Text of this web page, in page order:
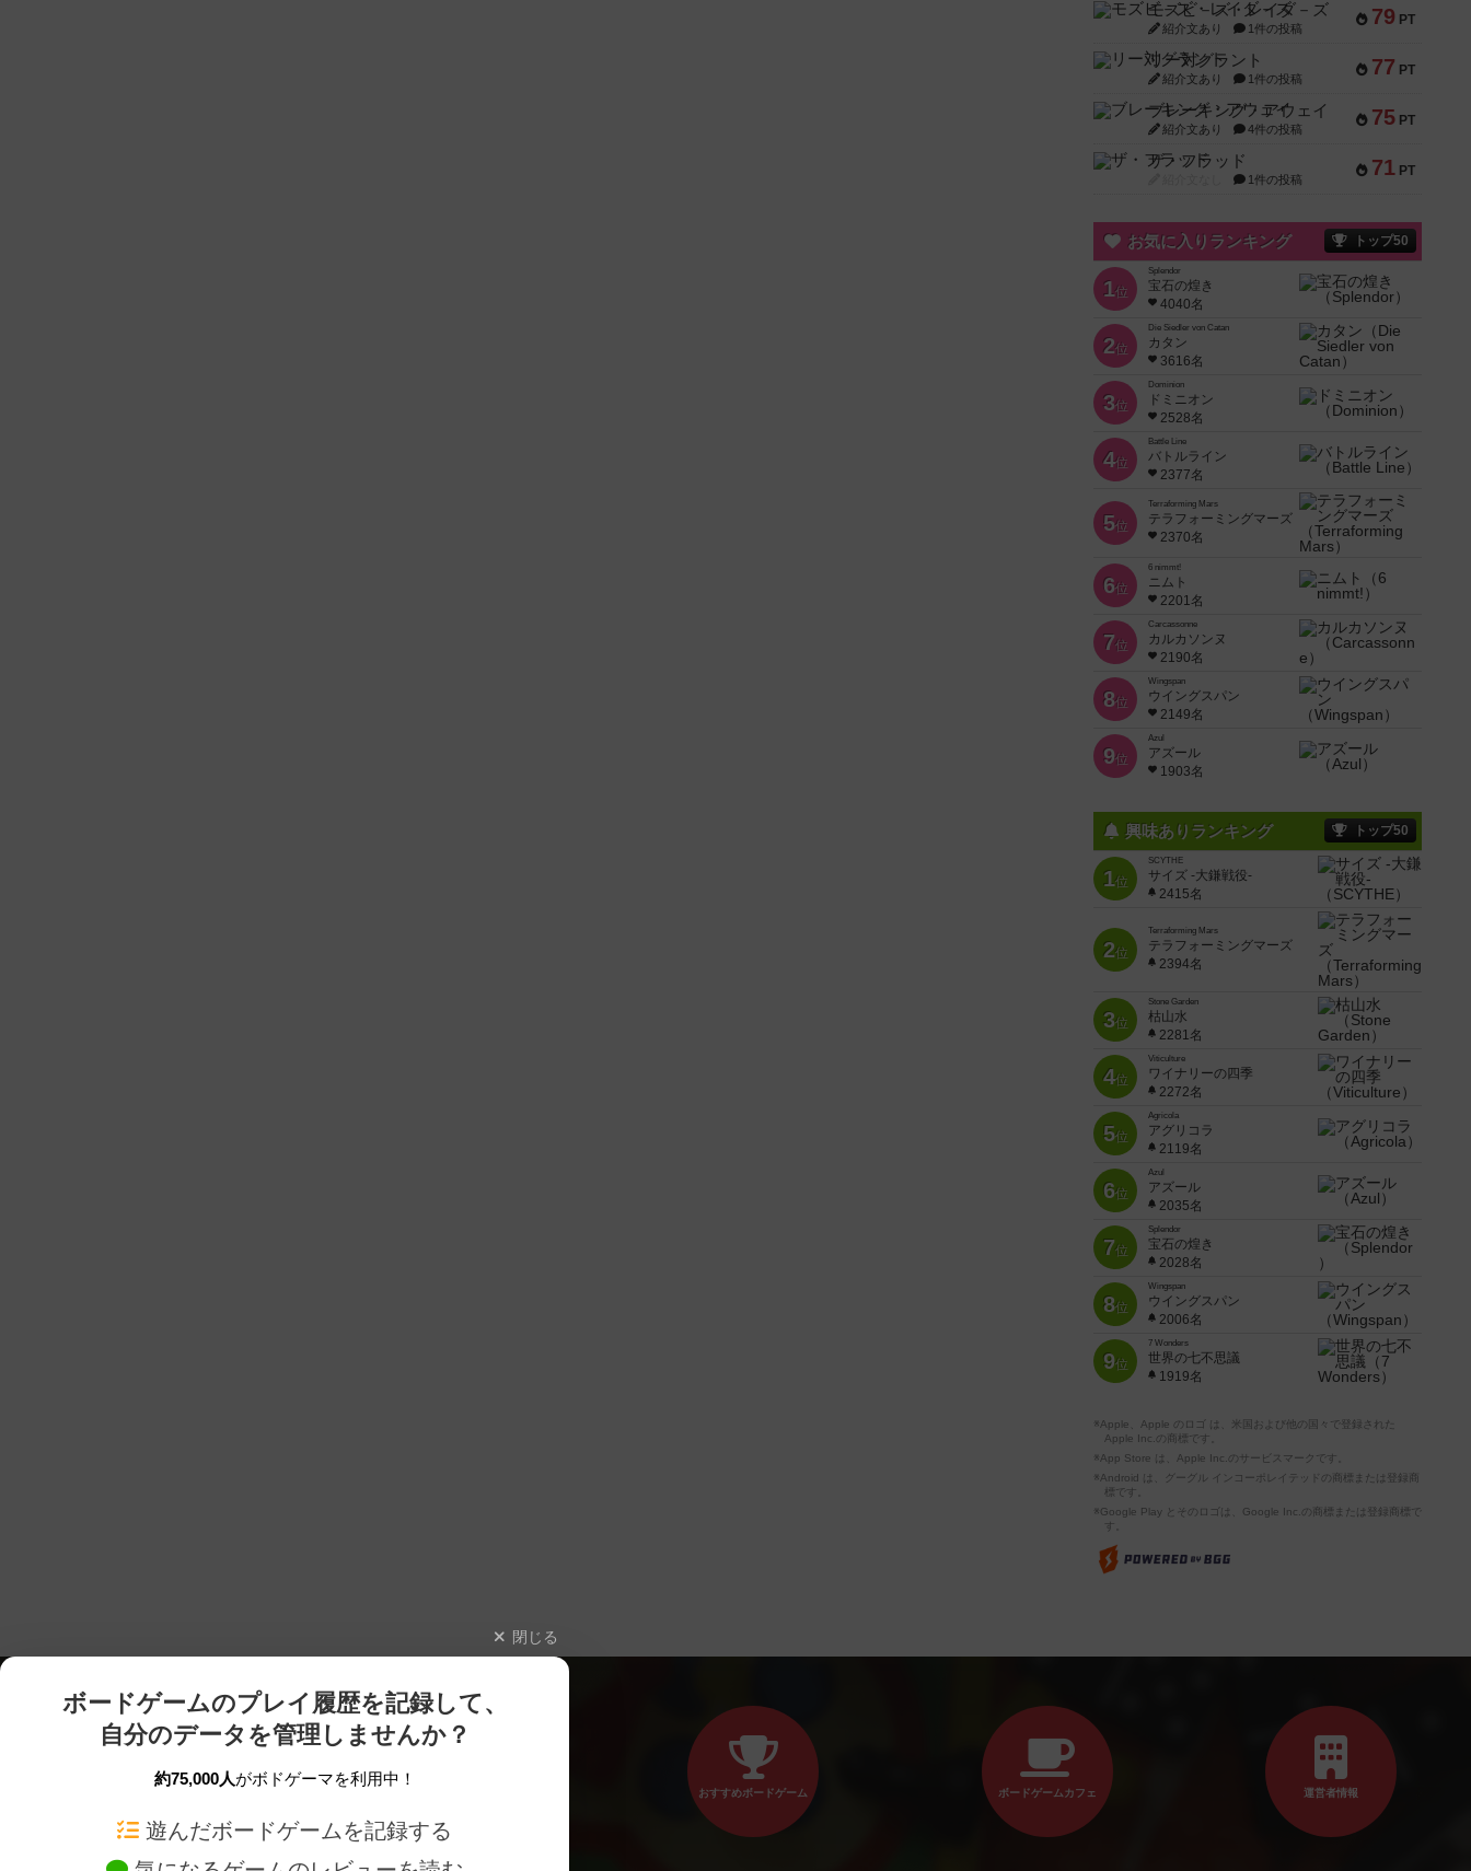
79 PT
モズビ－ズ・レイダ－ズ
紹介文あり 1件の投稿
77 PT
リー対グラント
紹介文あり 1件の投稿
75 PT
ブレーキング・アウェイ
紹介文あり 4件の投稿
71 PT
ザ・フラッド
1件の投稿
お気に入りランキング トップ50
1位
Splendor
宝石の煌き
4040名
2位
Die Siedler von Catan
カタン
3616名
3位
Dominion
ドミニオン
2528名
4位
Battle Line
バトルライン
2377名
5位
Terraforming Mars
テラフォーミングマーズ
2370名
6位
6 nimmt!
ニムト
2201名
7位
Carcassonne
カルカソンヌ
2190名
8位
Wingspan
ウイングスパン
2149名
9位
Azul
アズール
1903名
興味ありランキング トップ50
1位
SCYTHE
サイズ -大鎌戦役-
2415名
2位
Terraforming Mars
テラフォーミングマーズ
2394名
3位
Stone Garden
枯山水
2281名
4位
Viticulture
ワイナリーの四季
2272名
5位
Agricola
アグリコラ
2119名
6位
Azul
アズール
2035名
7位
Splendor
宝石の煌き
2028名
8位
Wingspan
ウイングスパン
2006名
9位
7 Wonders
世界の七不思議
1919名
※Apple、Apple のロゴ は、米国および他の国々で登録された
Apple Inc.の商標です。
※App Store は、Apple Inc.のサービスマークです。
※Android は、グーグル インコーポレイテッドの商標または登録商
標です。
※Google Play とそのロゴは、Google Inc.の商標または登録商標で
す。
閉じる
ボードゲームのプレイ履歴を記録して、
自分のデータを管理しませんか？
約75,000人がボドゲーマを利用中！
遊んだボードゲームを記録する
おすすめボードゲーム ボードゲームカフェ 運営者情報